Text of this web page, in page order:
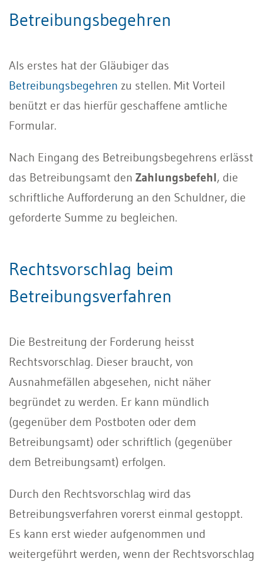
Betreibungsbegehren
Als erstes hat der Gläubiger das
Betreibungsbegehren zu stellen. Mit Vorteil
benützt er das hierfür geschaffene amtliche
Formular.
Nach Eingang des Betreibungsbegehrens erlässt
das Betreibungsamt den Zahlungsbefehl, die
schriftliche Aufforderung an den Schuldner, die
geforderte Summe zu begleichen.
Rechtsvorschlag beim
Betreibungsverfahren
Die Bestreitung der Forderung heisst
Rechtsvorschlag. Dieser braucht, von
Ausnahmefällen abgesehen, nicht näher
begründet zu werden. Er kann mündlich
(gegenüber dem Postboten oder dem
Betreibungsamt) oder schriftlich (gegenüber
dem Betreibungsamt) erfolgen.
Durch den Rechtsvorschlag wird das
Betreibungsverfahren vorerst einmal gestoppt.
Es kann erst wieder aufgenommen und
weitergeführt werden, wenn der Rechtsvorschlag